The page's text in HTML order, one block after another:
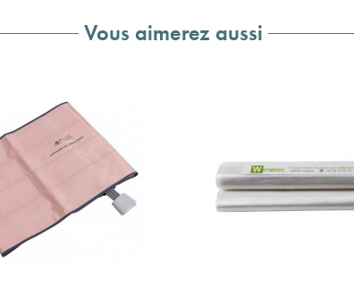
Vous aimerez aussi